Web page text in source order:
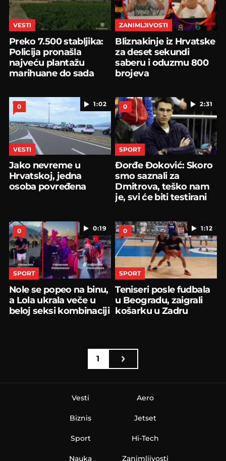
VESTI
Preko 7.500 stabljika:
Policija pronašla
najveću plantažu
marihuane do sada
ZANIMLJIVOSTI
Bliznakinje iz Hrvatske
za deset sekundi
saberu i oduzmu 800
brojeva
1:02
0
VESTI
Jako nevreme u
Hrvatskoj, jedna
osoba povređena
2:31
0
SPORT
Đorđe Đoković: Skoro
smo saznali za
Dmitrova, teško nam
je, svi će biti testirani
0:19
0
SPORT
Nole se popeo na binu,
a Lola ukrala veče u
beloj seksi kombinaciji
1:12
0
SPORT
Teniseri posle fudbala
u Beogradu, zaigrali
košarku u Zadru
1
Vesti
Biznis
Sport
Nauka
Aero
Jetset
Hi-Tech
Zanimljivosti